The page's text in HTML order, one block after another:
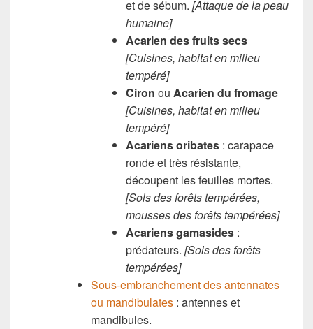
et de sébum. [Attaque de la peau
humaine]
Acarien des fruits secs
[Cuisines, habitat en milieu
tempéré]
Ciron ou Acarien du fromage
[Cuisines, habitat en milieu
tempéré]
Acariens oribates : carapace
ronde et très résistante,
découpent les feuilles mortes.
[Sols des forêts tempérées,
mousses des forêts tempérées]
Acariens gamasides :
prédateurs. [Sols des forêts
tempérées]
Sous-embranchement des antennates
ou mandibulates : antennes et
mandibules.